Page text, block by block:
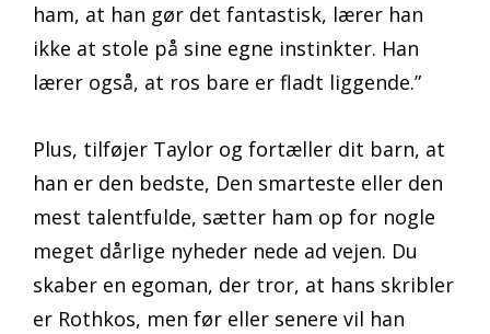
ham, at han gør det fantastisk, lærer han
ikke at stole på sine egne instinkter. Han
lærer også, at ros bare er fladt liggende.”
Plus, tilføjer Taylor og fortæller dit barn, at
han er den bedste, Den smarteste eller den
mest talentfulde, sætter ham op for nogle
meget dårlige nyheder nede ad vejen. Du
skaber en egoman, der tror, at hans skribler
er Rothkos, men før eller senere vil han